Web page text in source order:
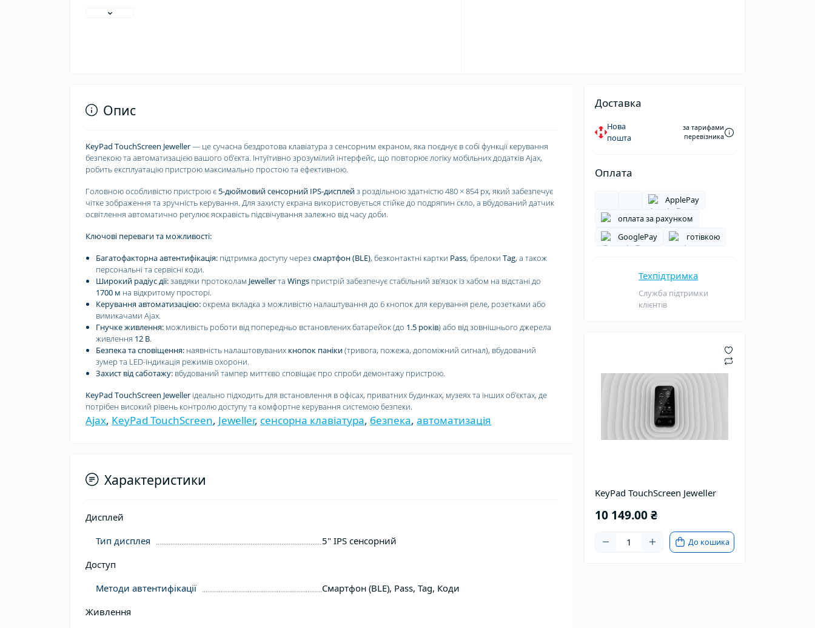
Доставка
Нова
пошта
за тарифами
перевізника
Оплата
ApplePay
оплата за рахунком
GooglePay
готівкою
Техпідтримка
Служба підтримки
клієнтів
KeyPad TouchScreen Jeweller
10 149.00 ₴
До кошика
Опис
KeyPad TouchScreen Jeweller— це сучасна бездротова клавіатура з сенсорним екраном, яка поєднує в собі функції керування
безпекою та автоматизацією вашого обʼєкта. Інтуїтивно зрозумілий інтерфейс, що повторює логіку мобільних додатків Ajax,
робить експлуатацію пристрою максимально простою та ефективною.
Головною особливістю пристрою є 5-дюймовий сенсорний IPS-дисплейз роздільною здатністю 480 × 854 px, який забезпечує
чітке зображення та зручність керування. Для захисту екрана використовується стійке до подряпин скло, а вбудований датчик
освітлення автоматично регулює яскравість підсвічування залежно від часу доби.
Ключові переваги та можливості:
Багатофакторна автентифікація: підтримка доступу черезсмартфон (BLE), безконтактні картки Pass, брелокиTag, а також
персональні та сервісні коди.
Широкий радіус дії:завдяки протоколам JewellerтаWings пристрій забезпечує стабільний звʼязок із хабом на відстані до
1700 м на відкритому просторі.
Керування автоматизацією:окрема вкладка з можливістю налаштування до 6 кнопок для керування реле, розетками або
вимикачами Ajax.
Гнучке живлення: можливість роботи від попередньо встановлених батарейок (до 1.5 років) або від зовнішнього джерела
живлення 12 В.
Безпека та сповіщення: наявність налаштовуваних кнопок паніки(тривога, пожежа, допоміжний сигнал), вбудований
зумер та LED-індикація режимів охорони.
Захист від саботажу: вбудований тампер миттєво сповіщає про спроби демонтажу пристрою.
KeyPad TouchScreen Jeweller ідеально підходить для встановлення в офісах, приватних будинках, музеях та інших обʼєктах, де
потрібен високий рівень контролю доступу та комфортне керування системою безпеки.
Ajax, KeyPad TouchScreen, Jeweller, сенсорна клавіатура, безпека,автоматизація
Характеристики
Дисплей
Тип дисплея
5" IPS сенсорний
Доступ
Методи автентифікації
Смартфон (BLE), Pass, Tag, Коди
Живлення